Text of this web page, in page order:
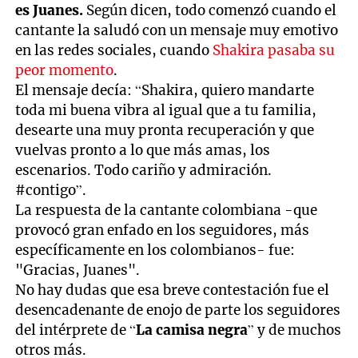
es Juanes. Según dicen, todo comenzó cuando el
cantante la saludó con un mensaje muy emotivo
en las redes sociales, cuando Shakira pasaba su
peor momento.
El mensaje decía: “Shakira, quiero mandarte
toda mi buena vibra al igual que a tu familia,
desearte una muy pronta recuperación y que
vuelvas pronto a lo que más amas, los
escenarios. Todo cariño y admiración.
#contigo”.
La respuesta de la cantante colombiana -que
provocó gran enfado en los seguidores, más
específicamente en los colombianos- fue:
"Gracias, Juanes".
No hay dudas que esa breve contestación fue el
desencadenante de enojo de parte los seguidores
del intérprete de “La camisa negra” y de muchos
otros más.